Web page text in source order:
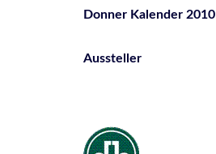
Donner Kalender 2010
Aussteller